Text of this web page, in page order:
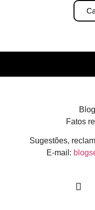
Fatos
Sugestões,
E-mail: